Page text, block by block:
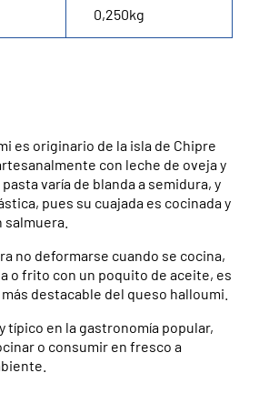
0,250kg
es originario de la isla de Chipre
con leche de oveja y
varía de blanda a semidura, y
pues su cuajada es cocinada y
salmuera.
no deformarse cuando se cocina,
o frito con un poquito de aceite, es
destacable del queso halloumi.
típico en la gastronomía popular,
o consumir en fresco a